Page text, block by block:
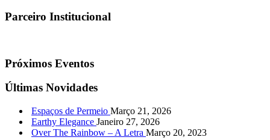
Parceiro Institucional
Próximos Eventos
Últimas Novidades
Espaços de Permeio Março 21, 2026
Earthy Elegance Janeiro 27, 2026
Over The Rainbow – A Letra Março 20, 2023